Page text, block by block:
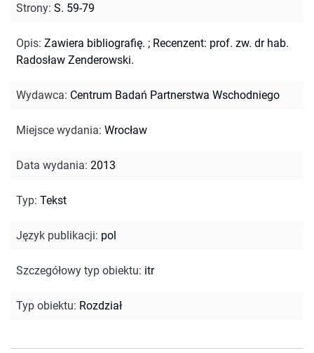
Strony: S. 59-79
Opis: Zawiera bibliografię. ; Recenzent: prof. zw. dr hab.
Radosław Zenderowski.
Wydawca: Centrum Badań Partnerstwa Wschodniego
Miejsce wydania: Wrocław
Data wydania: 2013
Typ: Tekst
Język publikacji: pol
Szczegółowy typ obiektu: itr
Typ obiektu: Rozdział